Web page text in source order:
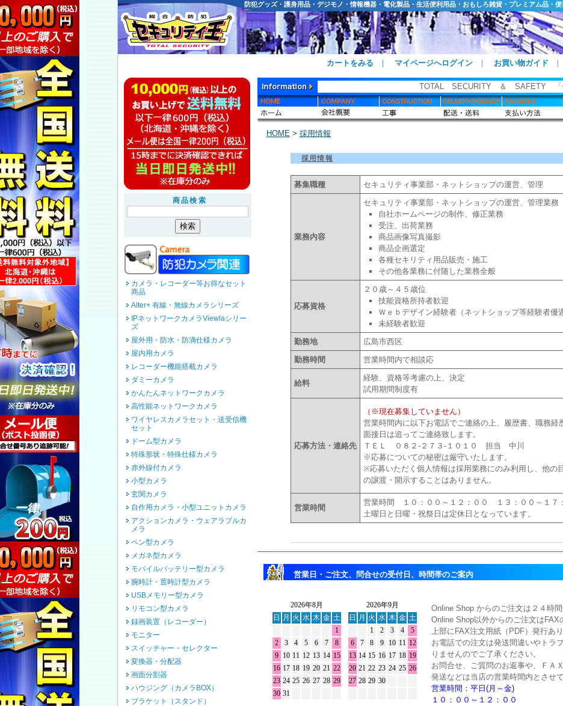
防犯グッズ・護身用品・デジモノ・情報機器・電化製品・生活便利用品・おもしろ雑貨・プレミアム品・
カートをみる ｜ マイページへログイン ｜ お買い物ガイド ｜
商品検索
カメラ・レコーダー等お得なセット
商品
Alter+ 有線・無線カメラシリーズ
IPネットワークカメラViewlaシリー
ズ
屋外用・防水・防滴仕様カメラ
屋内用カメラ
レコーダー機能搭載カメラ
ダミーカメラ
かんたんネットワークカメラ
高性能ネットワークカメラ
ワイヤレスカメラセット・送受信機
セット
ドーム型カメラ
特殊形状・特殊仕様カメラ
赤外線付カメラ
小型カメラ
玄関カメラ
自作用カメラ・小型ユニットカメラ
アクションカメラ・ウェアラブルカ
メラ
ペン型カメラ
メガネ型カメラ
モバイルバッテリー型カメラ
腕時計・置時計型カメラ
USBメモリー型カメラ
リモコン型カメラ
録画装置（レコーダー）
モニター
スイッチャー・セレクター
変換器・分配器
画面分割器
ハウジング（カメラBOX）
ブラケット（スタンド）
TOTAL SECURITY ＆ SAFETY 「セキュリテ
HOME > 採用情報
採用情報
募集職種 セキュリティ事業部・ネットショップの運営、管理
業務内容
セキュリティ事業部・ネットショップの運営、管理業務
自社ホームページの制作、修正業務
受注、出荷業務
商品画像写真撮影
商品企画選定
各種セキリティ用品販売・施工
その他各業務に付随した業務全般
応募資格
２０歳～４５歳位
技能資格所持者歓迎
Ｗｅｂデザイン経験者（ネットショップ等経験者優
未経験者歓迎
勤務地
広島市西区
勤務時間
営業時間内で相談応
給料
経験、資格等考慮の上、決定
試用期間制度有
応募方法・連絡先
（※現在募集していません）
営業時間内に以下お電話でご連絡の上、履歴書、職務経
面接日は追ってご連絡致します。
ＴＥＬ ０８２-２７３-１０１０ 担当 中川
※応募についての秘密は厳守いたします。
※応募いただく個人情報は採用業務にのみ利用し、他の
の譲渡・開示することはありません。
営業時間
営業時間 １０：００～１２：００ １３：００～１７
土曜日と日曜・祝祭日は定休日となっています。
営業日・ご注文、問合せの受付日、時間帯のご案内
Online Shop からのご注文は２４時間
Online Shop以外からのご注文は
上部にFAX注文用紙（PDF）発行あり
お電話での注文は発送間違いやトラ
りませんのでご了承ください。
お問合せ、ご質問のお返事や、ＦＡ
発送などは当店の営業時間内とさせ
営業時間：平日(月～金)
１０：００～１２：００